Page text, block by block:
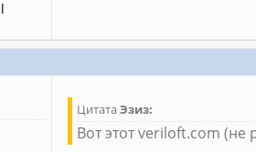
ЦитатаЭзиз:
Вот этот veriloft.com (не